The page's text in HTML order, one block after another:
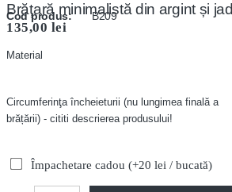
Brăţară minimalistă din argint și jad
Cod produs: B209
135,00 lei
Material
Circumferinţa încheieturii (nu lungimea finală a
brățării) - cititi descrierea produsului!
Împachetare cadou (+20 lei / bucată)